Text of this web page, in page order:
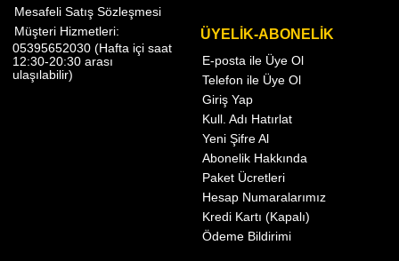
Mesafeli Satış Sözleşmesi
Müşteri Hizmetleri:
05395652030 (Hafta içi saat
12:30-20:30 arası
ulaşılabilir)
ÜYELİK-ABONELİK
E-posta ile Üye Ol
Telefon ile Üye Ol
Giriş Yap
Kull. Adı Hatırlat
Yeni Şifre Al
Abonelik Hakkında
Paket Ücretleri
Hesap Numaralarımız
Kredi Kartı (Kapalı)
Ödeme Bildirimi